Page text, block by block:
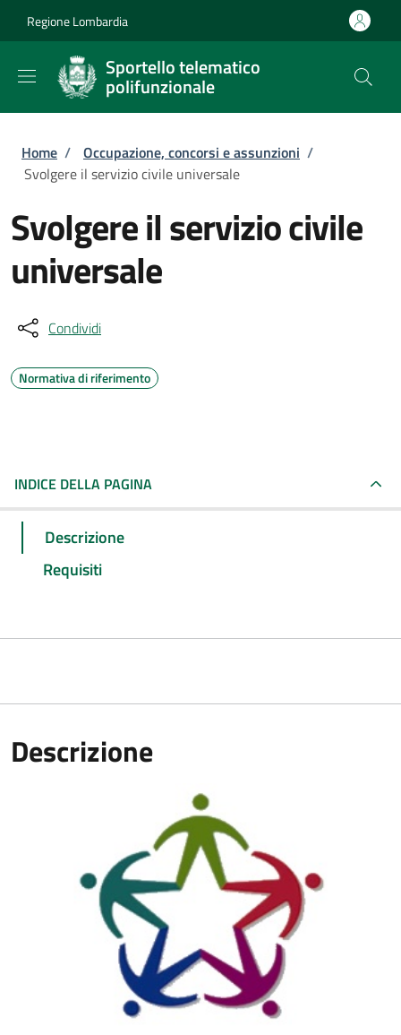
Regione Lombardia
Sportello telematico
polifunzionale
Briciole di pane
Home / Occupazione, concorsi e assunzioni /
Svolgere il servizio civile universale
Svolgere il servizio civile
universale
Condividi
Normativa di riferimento
INDICE DELLA PAGINA
Descrizione
Requisiti
Descrizione